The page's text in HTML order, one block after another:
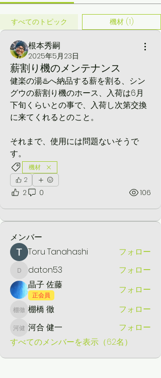
すべてのトピック 機材 (1)
根本秀嗣
2025年5月23日
薪割り機のメンテナンス
健楽の湯♨️へ納品する薪を割る、シン
グウの薪割り機のホース、入荷は6月
下旬くらいとの事で、入荷し次第交換
に来てくれるとのこと。
それまで、使用には問題ないそうで
す。
機材
2
2 0 106
グループについて
毎週水曜日 10:00-15:00 仂ファクト
リーで活動中！ 仂の薪販売についての
メンバー
Toru Tanahashi フォロー
daton53
daton53
フォロー
晶子 佐藤
正会員 フォロー
棚橋 徹棚橋 徹 フォロー
河合 健一
河合 健一
フォロー
すべてのメンバーを表示（62名）